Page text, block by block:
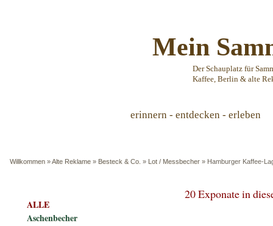
Mein
Der Schauplatz für
Kaffee, Berlin & alte
erinnern - entdecken - erleben
Willkommen »Alte Reklame » Besteck & Co. » Lot / Messbecher » Hamburger Kaffee-
20 Exponate in
ALLE
Aschenbecher